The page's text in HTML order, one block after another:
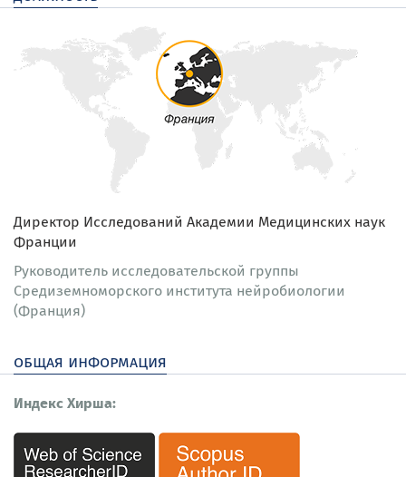
Директор Исследований Академии Медицинских наук
Франции
Руководитель исследовательской группы
Средиземноморского института нейробиологии
(Франция)
общая информация
Индекс Хирша: